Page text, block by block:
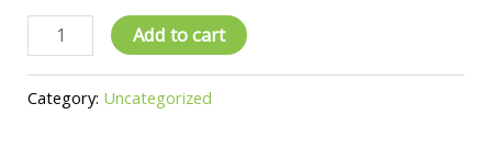
CHƯƠNG
1:
Vì
sao
Add to cart
Category: Uncategorized